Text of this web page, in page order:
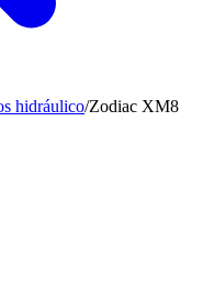
hidráulico/Zodiac XM8